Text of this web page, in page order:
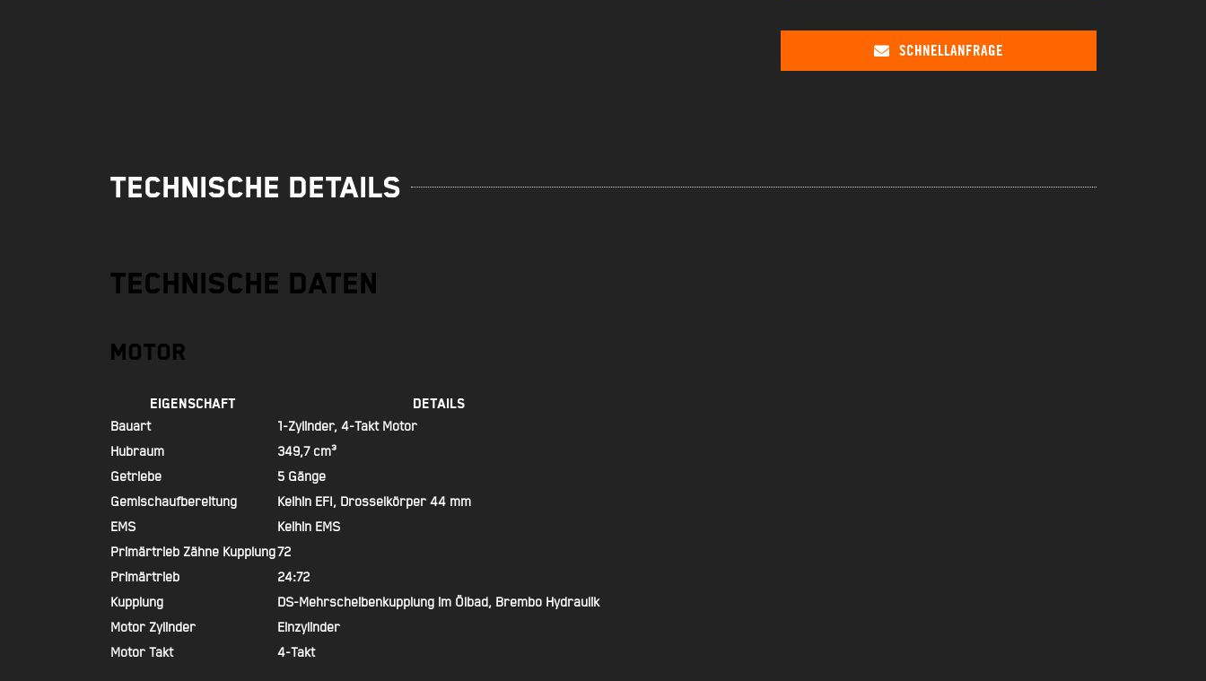
SCHNELLANFRAGE
Technische Details
Technische Daten
Motor
Eigenschaft
Details
Bauart
1-Zylinder, 4-Takt Motor
Hubraum
349,7 cm³
Getriebe
5 Gänge
Gemischaufbereitung
Keihin EFI, Drosselkörper 44 mm
EMS
Keihin EMS
Primärtrieb Zähne Kupplung72
Primärtrieb
24:72
Kupplung
DS-Mehrscheibenkupplung im Ölbad, Brembo Hydraulik
Motor Zylinder
Einzylinder
Motor Takt
4-Takt